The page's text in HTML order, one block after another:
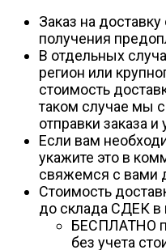
Заказ на
получения
В отдельных
регион или
стоимость
таком случае мы
отправки заказа
Если вам
укажите это в
свяжемся с вами
Стоимость
до склада СДЕК в
БЕСПЛАТНО
без учета